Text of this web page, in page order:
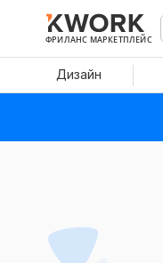
ФРИЛАНС МАРКЕТПЛЕЙС
Дизайн